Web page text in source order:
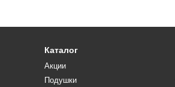
Каталог
Акции
Подушки